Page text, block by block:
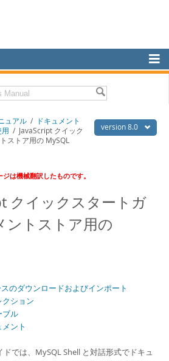
version 8.0
ュアル /
ドキュメント
/ JavaScript クイック
ストア用の MySQL
ジは機械翻訳したものです。
クイックスタートガ
ントストア用の
のダウンロードおよびインポート
クション
ブル
ント
では、MySQL Shell と対話形式でドキュ